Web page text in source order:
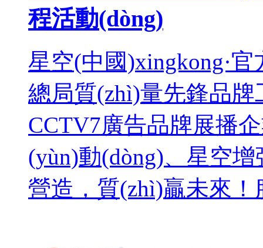
程活動(dòng)
星空(中國)xingkong·
總局質(zhì)量先鋒品牌
CCTV7廣告品牌展播
(yùn)動(dòng)、星空增
營造，質(zhì)贏未來